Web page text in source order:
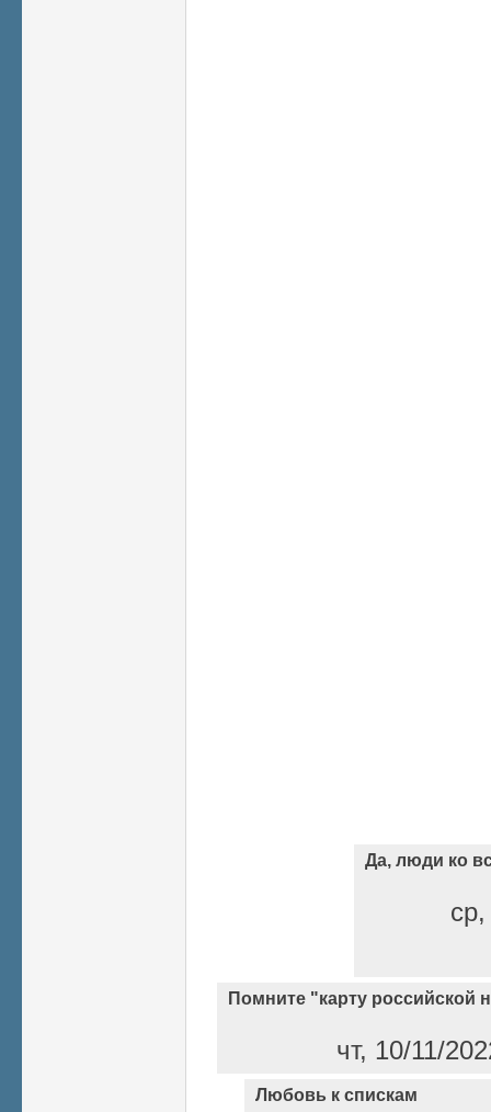
Да, люди ко
Помните "карту российской
чт, 10/11/
Любовь к спискам